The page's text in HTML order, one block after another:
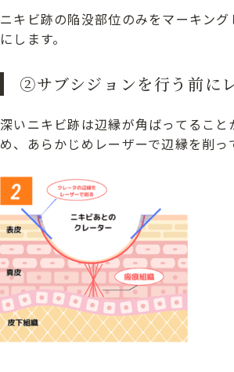
ニキビ跡の陥没部位のみをマーキン
にします。
②サブシジョンを行う前に
深いニキビ跡は辺縁が角ばってるこ
め、あらかじめレーザーで辺縁を削っ